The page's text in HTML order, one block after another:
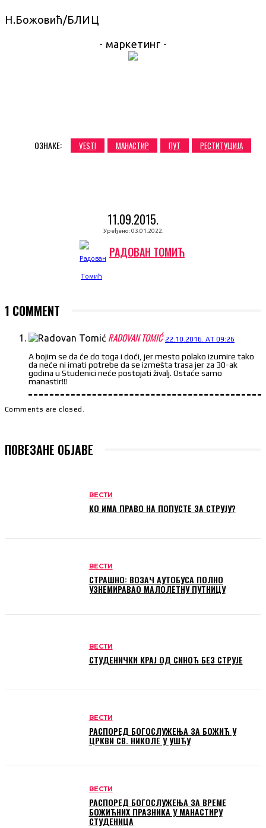
Н.Божовић/БЛИЦ
- маркетинг -
ОЗНАКЕ: VESTI МАНАСТИР ПУТ РЕСТИТУЦИЈА
11.09.2015.
Уређено: 03.01.2022.
РАДОВАН ТОМИЋ
1 COMMENT
RADOVAN TOMIĆ 22.10.2016. AT 09:26
A bojim se da će do toga i doći, jer mesto polako izumire tako
da neće ni imati potrebe da se izmešta trasa jer za 30-ak
godina u Studenici neće postojati živalj. Ostaće samo
manastir!!!
Comments are closed.
ПОВЕЗАНЕ ОБЈАВЕ
ВЕСТИ
КО ИМА ПРАВО НА ПОПУСТЕ ЗА СТРУЈУ?
ВЕСТИ
СТРАШНО: ВОЗАЧ АУТОБУСА ПОЛНО
УЗНЕМИРАВАО МАЛОЛЕТНУ ПУТНИЦУ
ВЕСТИ
СТУДЕНИЧКИ КРАЈ ОД СИНОЋ БЕЗ СТРУЈЕ
ВЕСТИ
РАСПОРЕД БОГОСЛУЖЕЊА ЗА БОЖИЋ У
ЦРКВИ СВ. НИКОЛЕ У УШЋУ
ВЕСТИ
РАСПОРЕД БОГОСЛУЖЕЊА ЗА ВРЕМЕ
БОЖИЋНИХ ПРАЗНИКА У МАНАСТИРУ
СТУДЕНИЦА